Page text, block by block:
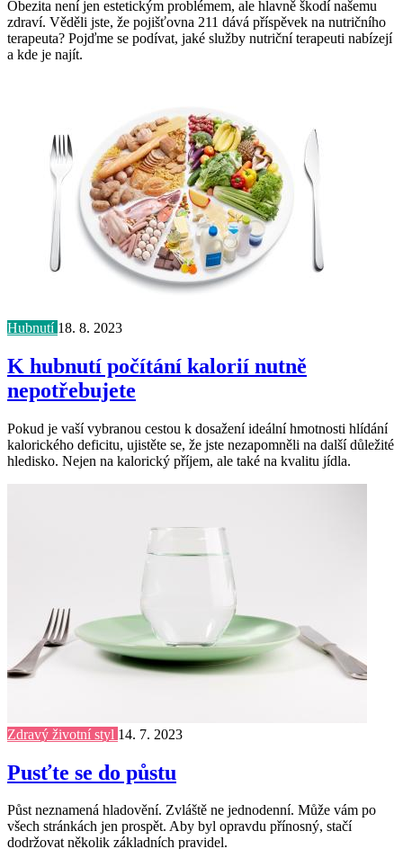
Obezita není jen estetickým problémem, ale hlavně škodí našemu
zdraví. Věděli jste, že pojišťovna 211 dává příspěvek na nutričního
terapeuta? Pojďme se podívat, jaké služby nutriční terapeuti nabízejí
a kde je najít.
Hubnutí 18. 8. 2023
K hubnutí počítání kalorií nutně
nepotřebujete
Pokud je vaší vybranou cestou k dosažení ideální hmotnosti hlídání
kalorického deficitu, ujistěte se, že jste nezapomněli na další důležité
hledisko. Nejen na kalorický příjem, ale také na kvalitu jídla.
Zdravý životní styl 14. 7. 2023
Pusťte se do půstu
Půst neznamená hladovění. Zvláště ne jednodenní. Může vám po
všech stránkách jen prospět. Aby byl opravdu přínosný, stačí
dodržovat několik základních pravidel.